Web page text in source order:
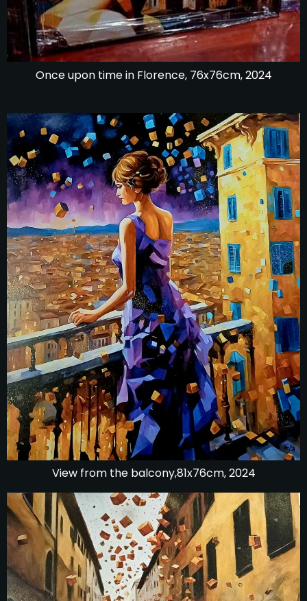
Once upon time in Florence, 76x76cm, 2024
View from the balcony,81x76cm, 2024